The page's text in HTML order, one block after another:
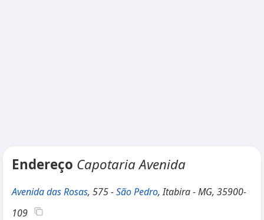
Endereço Capotaria Avenida
Avenida das Rosas, 575 -São Pedro, Itabira - MG, 35900-
109